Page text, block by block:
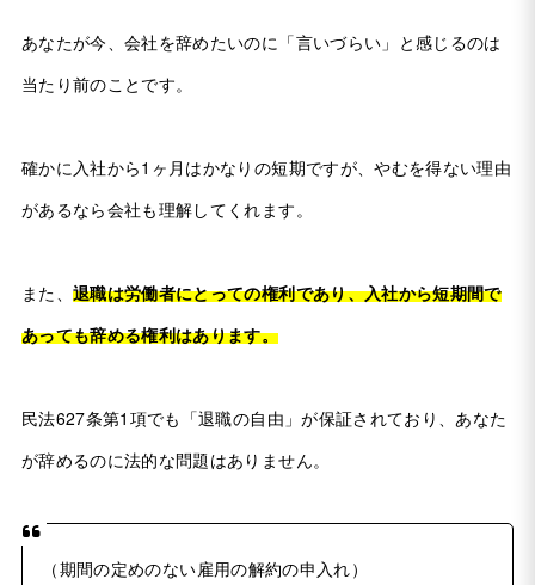
あなたが今、会社を辞めたいのに「言いづらい」と感じるのは
当たり前のことです。
確かに入社から1ヶ月はかなりの短期ですが、やむを得ない理由
があるなら会社も理解してくれます。
また、 退職は労働者にとっての権利であり、入社から短期間で
あっても辞める権利はあります。
民法627条第1項でも「退職の自由」が保証されており、あなた
が辞めるのに法的な問題はありません。
（期間の定めのない雇用の解約の申入れ）